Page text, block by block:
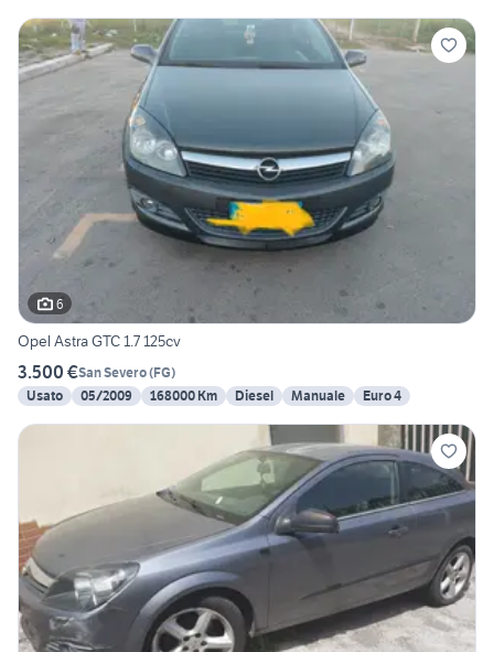
6
Opel Astra GTC 1.7 125cv
3.500 €San Severo(FG)
Usato
05/2009 168000 Km Diesel Manuale Euro 4